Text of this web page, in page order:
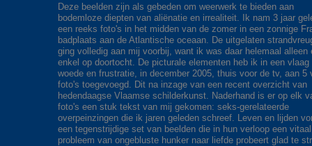
Deze beelden zijn als gebeden om weerwerk te bieden aan
bodemloze diepten van aliënatie en irrealiteit. Ik nam 3 jaar
een reeks foto's in het midden van de zomer in een zonnige
badplaats aan de Atlantische oceaan. De uitgelaten
ging volledig aan mij voorbij, want ik was daar helemaal alleen
enkel op doortocht. De picturale elementen heb ik in een vlaag
woede en frustratie, in december 2005, thuis voor de tv, aan 5
foto's toegevoegd. Dit na inzage van een recent overzicht van
hedendaagse Vlaamse schilderkunst. Naderhand is er op elk
foto's een stuk tekst van mij gekomen: seks-gerelateerde
overpeinzingen die ik jaren geleden schreef. Leven en lijden
een tegenstrijdige set van beelden die in hun verloop een vitaal
probleem van ongebluste hunker naar liefde probeert glad te